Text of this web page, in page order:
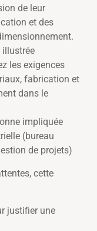
de leur
et des
illustrée
les exigences
fabrication et
dans le
impliquée
(bureau
de projets)
cette
justifier une